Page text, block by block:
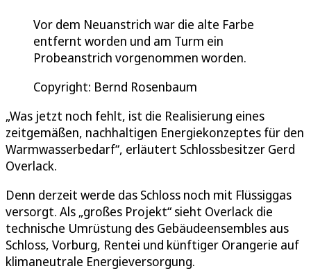
Vor dem Neuanstrich war die alte Farbe
entfernt worden und am Turm ein
Probeanstrich vorgenommen worden.
Copyright: Bernd Rosenbaum
„Was jetzt noch fehlt, ist die Realisierung eines
zeitgemäßen, nachhaltigen Energiekonzeptes für den
Warmwasserbedarf“, erläutert Schlossbesitzer Gerd
Overlack.
Denn derzeit werde das Schloss noch mit Flüssiggas
versorgt. Als „großes Projekt“ sieht Overlack die
technische Umrüstung des Gebäudeensembles aus
Schloss, Vorburg, Rentei und künftiger Orangerie auf
klimaneutrale Energieversorgung.